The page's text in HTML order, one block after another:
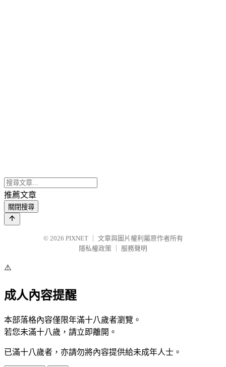
推薦文章
關閉搜尋
© 2026 PIXNET
文章與圖片權利屬原作者所有
隱私權政策
服務聲明
⚠️
成人內容提醒
本部落格內容僅限年滿十八歲者瀏覽。
若您未滿十八歲，請立即離開。
已滿十八歲者，亦請勿將內容提供給未成年人士。